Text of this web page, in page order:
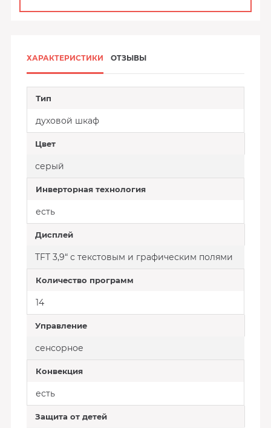
ХАРАКТЕРИСТИКИ ОТЗЫВЫ
Тип
духовой шкаф
Цвет
серый
Инверторная технология
есть
Дисплей
TFT 3,9“ с текстовым и графическим полями
Количество программ
14
Управление
сенсорное
Конвекция
есть
Защита от детей